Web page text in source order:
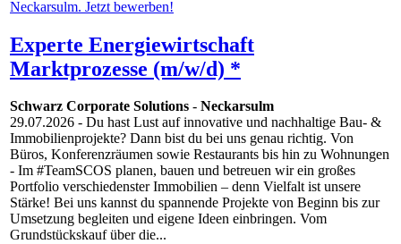
Experte Energiewirtschaft
Marktprozesse (m/w/d) *
Schwarz Corporate Solutions - Neckarsulm
29.07.2026 - Du hast Lust auf innovative und nachhaltige Bau- &
Immobilienprojekte? Dann bist du bei uns genau richtig. Von
Büros, Konferenzräumen sowie Restaurants bis hin zu Wohnungen
- Im #TeamSCOS planen, bauen und betreuen wir ein großes
Portfolio verschiedenster Immobilien – denn Vielfalt ist unsere
Stärke! Bei uns kannst du spannende Projekte von Beginn bis zur
Umsetzung begleiten und eigene Ideen einbringen. Vom
Grundstückskauf über die...